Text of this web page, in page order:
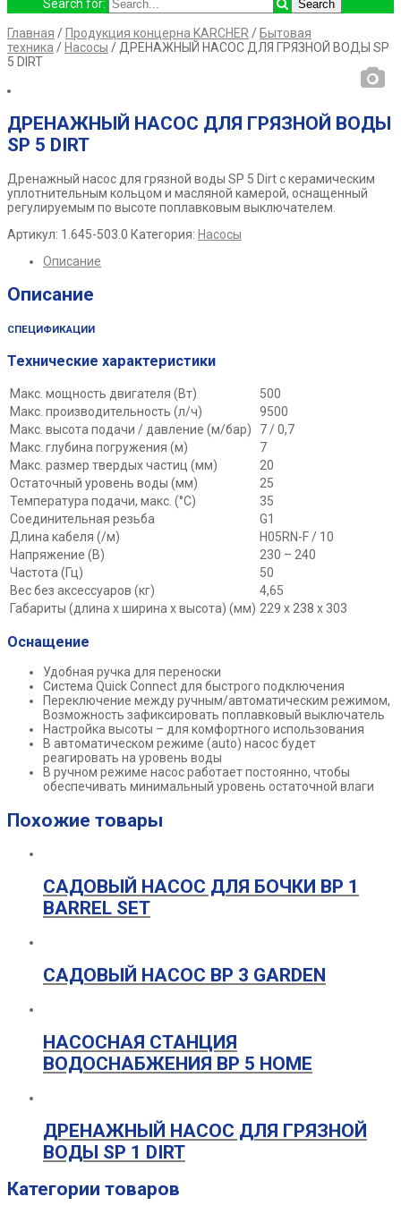
Search for:
Главная / Продукция концерна KARCHER / Бытовая
техника / Насосы / ДРЕНАЖНЫЙ НАСОС ДЛЯ ГРЯЗНОЙ ВОДЫ SP
5 DIRT
ДРЕНАЖНЫЙ НАСОС ДЛЯ ГРЯЗНОЙ ВОДЫ
SP 5 DIRT
Дренажный насос для грязной воды SP 5 Dirt с керамическим
уплотнительным кольцом и масляной камерой, оснащенный
регулируемым по высоте поплавковым выключателем.
Артикул: 1.645-503.0 Категория: Насосы
Описание
Описание
СПЕЦИФИКАЦИИ
Технические характеристики
Макс. мощность двигателя (Вт)
500
Макс. производительность (л/ч)
9500
Макс. высота подачи / давление (м/бар)
7 / 0,7
Макс. глубина погружения (м)
7
Макс. размер твердых частиц (мм)
20
Остаточный уровень воды (мм)
25
Температура подачи, макс. (°C)
35
Соединительная резьба
G1
Длина кабеля (/м)
H05RN-F / 10
Напряжение (В)
230 – 240
Частота (Гц)
50
Вес без аксессуаров (кг)
4,65
Габариты (длина х ширина х высота) (мм) 229 x 238 x 303
Оснащение
Удобная ручка для переноски
Система Quick Connect для быстрого подключения
Переключение между ручным/автоматическим режимом,
Возможность зафиксировать поплавковый выключатель
Настройка высоты – для комфортного использования
В автоматическом режиме (auto) насос будет
реагировать на уровень воды
В ручном режиме насос работает постоянно, чтобы
обеспечивать минимальный уровень остаточной влаги
Похожие товары
САДОВЫЙ НАСОС ДЛЯ БОЧКИ BP 1
BARREL SET
САДОВЫЙ НАСОС BP 3 GARDEN
НАСОСНАЯ СТАНЦИЯ
ВОДОСНАБЖЕНИЯ BP 5 HOME
ДРЕНАЖНЫЙ НАСОС ДЛЯ ГРЯЗНОЙ
ВОДЫ SP 1 DIRT
Категории товаров